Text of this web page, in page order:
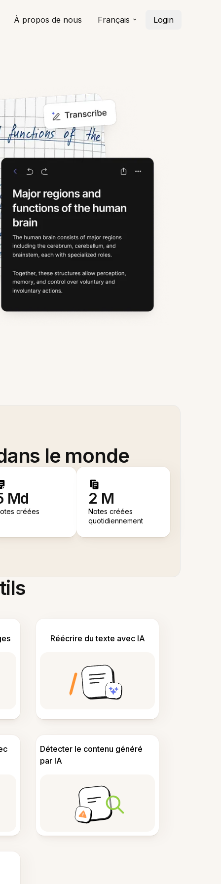
À propos de nous Français Login
le monde
Md
créées
2 M
Notes créées
quotidiennement
Réécrire du texte avec IA
Détecter le contenu généré
par IA